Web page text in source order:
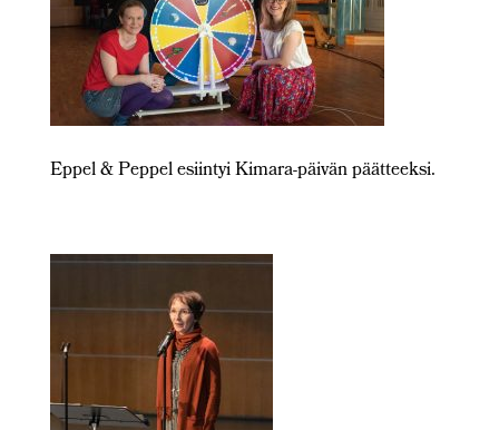
Eppel & Peppel esiintyi Kimara-päivän päätteeksi.